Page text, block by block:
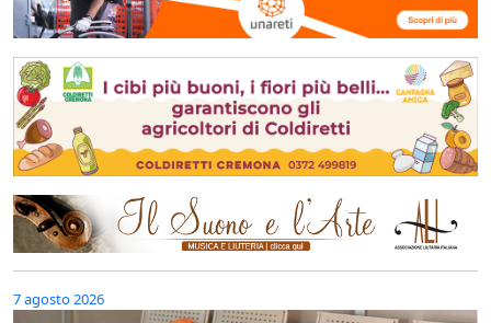
7 agosto 2026